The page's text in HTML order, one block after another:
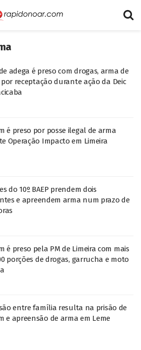
adega é preso com drogas, arma de
receptação durante ação da Deic
é preso por posse ilegal de arma
Operação Impacto em Limeira
do 10º BAEP prendem dois
e apreendem arma num prazo de
é preso pela PM de Limeira com mais
porções de drogas, garrucha e moto
entre família resulta na prisão de
e apreensão de arma em Leme